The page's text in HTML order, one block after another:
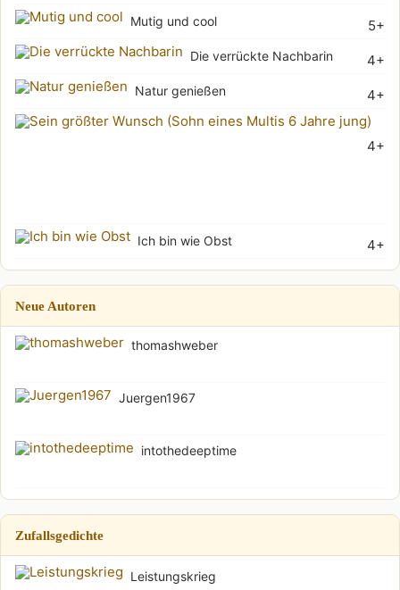
5+
Mutig und cool
4+
Die verrückte Nachbarin
4+
Natur genießen
4+
4+
Ich bin wie Obst
Neue Autoren
thomashweber
Juergen1967
intothedeeptime
Zufallsgedichte
Leistungskrieg